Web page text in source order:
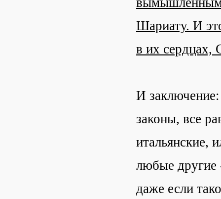
Шариату. И
в их сердцах,
И
законы, все
итальянские,
любые другие
даже если